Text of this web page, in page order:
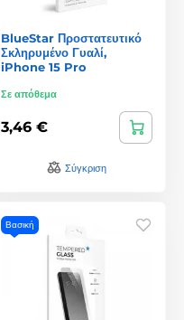
BlueStar Προστατευτικό
Σκληρυμένο Γυαλί,
iPhone 15 Pro
Σε απόθεμα
3,46 €
Σύγκριση
Βασική